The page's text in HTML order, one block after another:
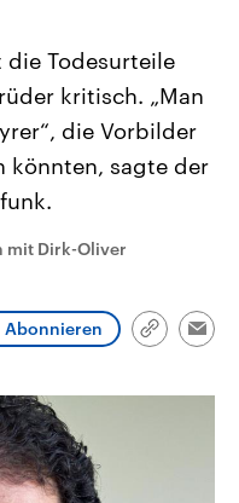
USA
Aktuelle Beiträge,
Hintergründe
Wirtschaftlich und
gehören die Vereinigten
den mächtigsten Ländern
aktuelle Weltgeschehen.
Podcasts
die Todesurteile
kritisch. „Man
die Vorbilder
könnten, sagte der
mit Dirk-Oliver
Abonnieren
Link